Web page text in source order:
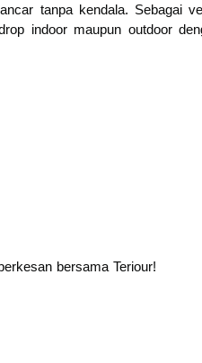
tanpa kendala. Sebagai
indoor maupun outdoor
bersama Teriour!